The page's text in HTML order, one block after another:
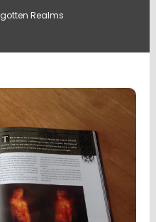
Realms